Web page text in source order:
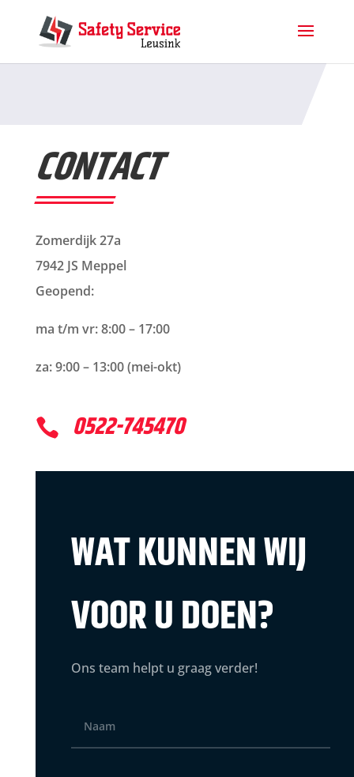
CONTACT
Zomerdijk 27a
7942 JS Meppel
Geopend:
ma t/m vr: 8:00 – 17:00
za: 9:00 – 13:00 (mei-okt)
 0522-745470
WAT KUNNEN WIJ
VOOR U DOEN?
Ons team helpt u graag verder!